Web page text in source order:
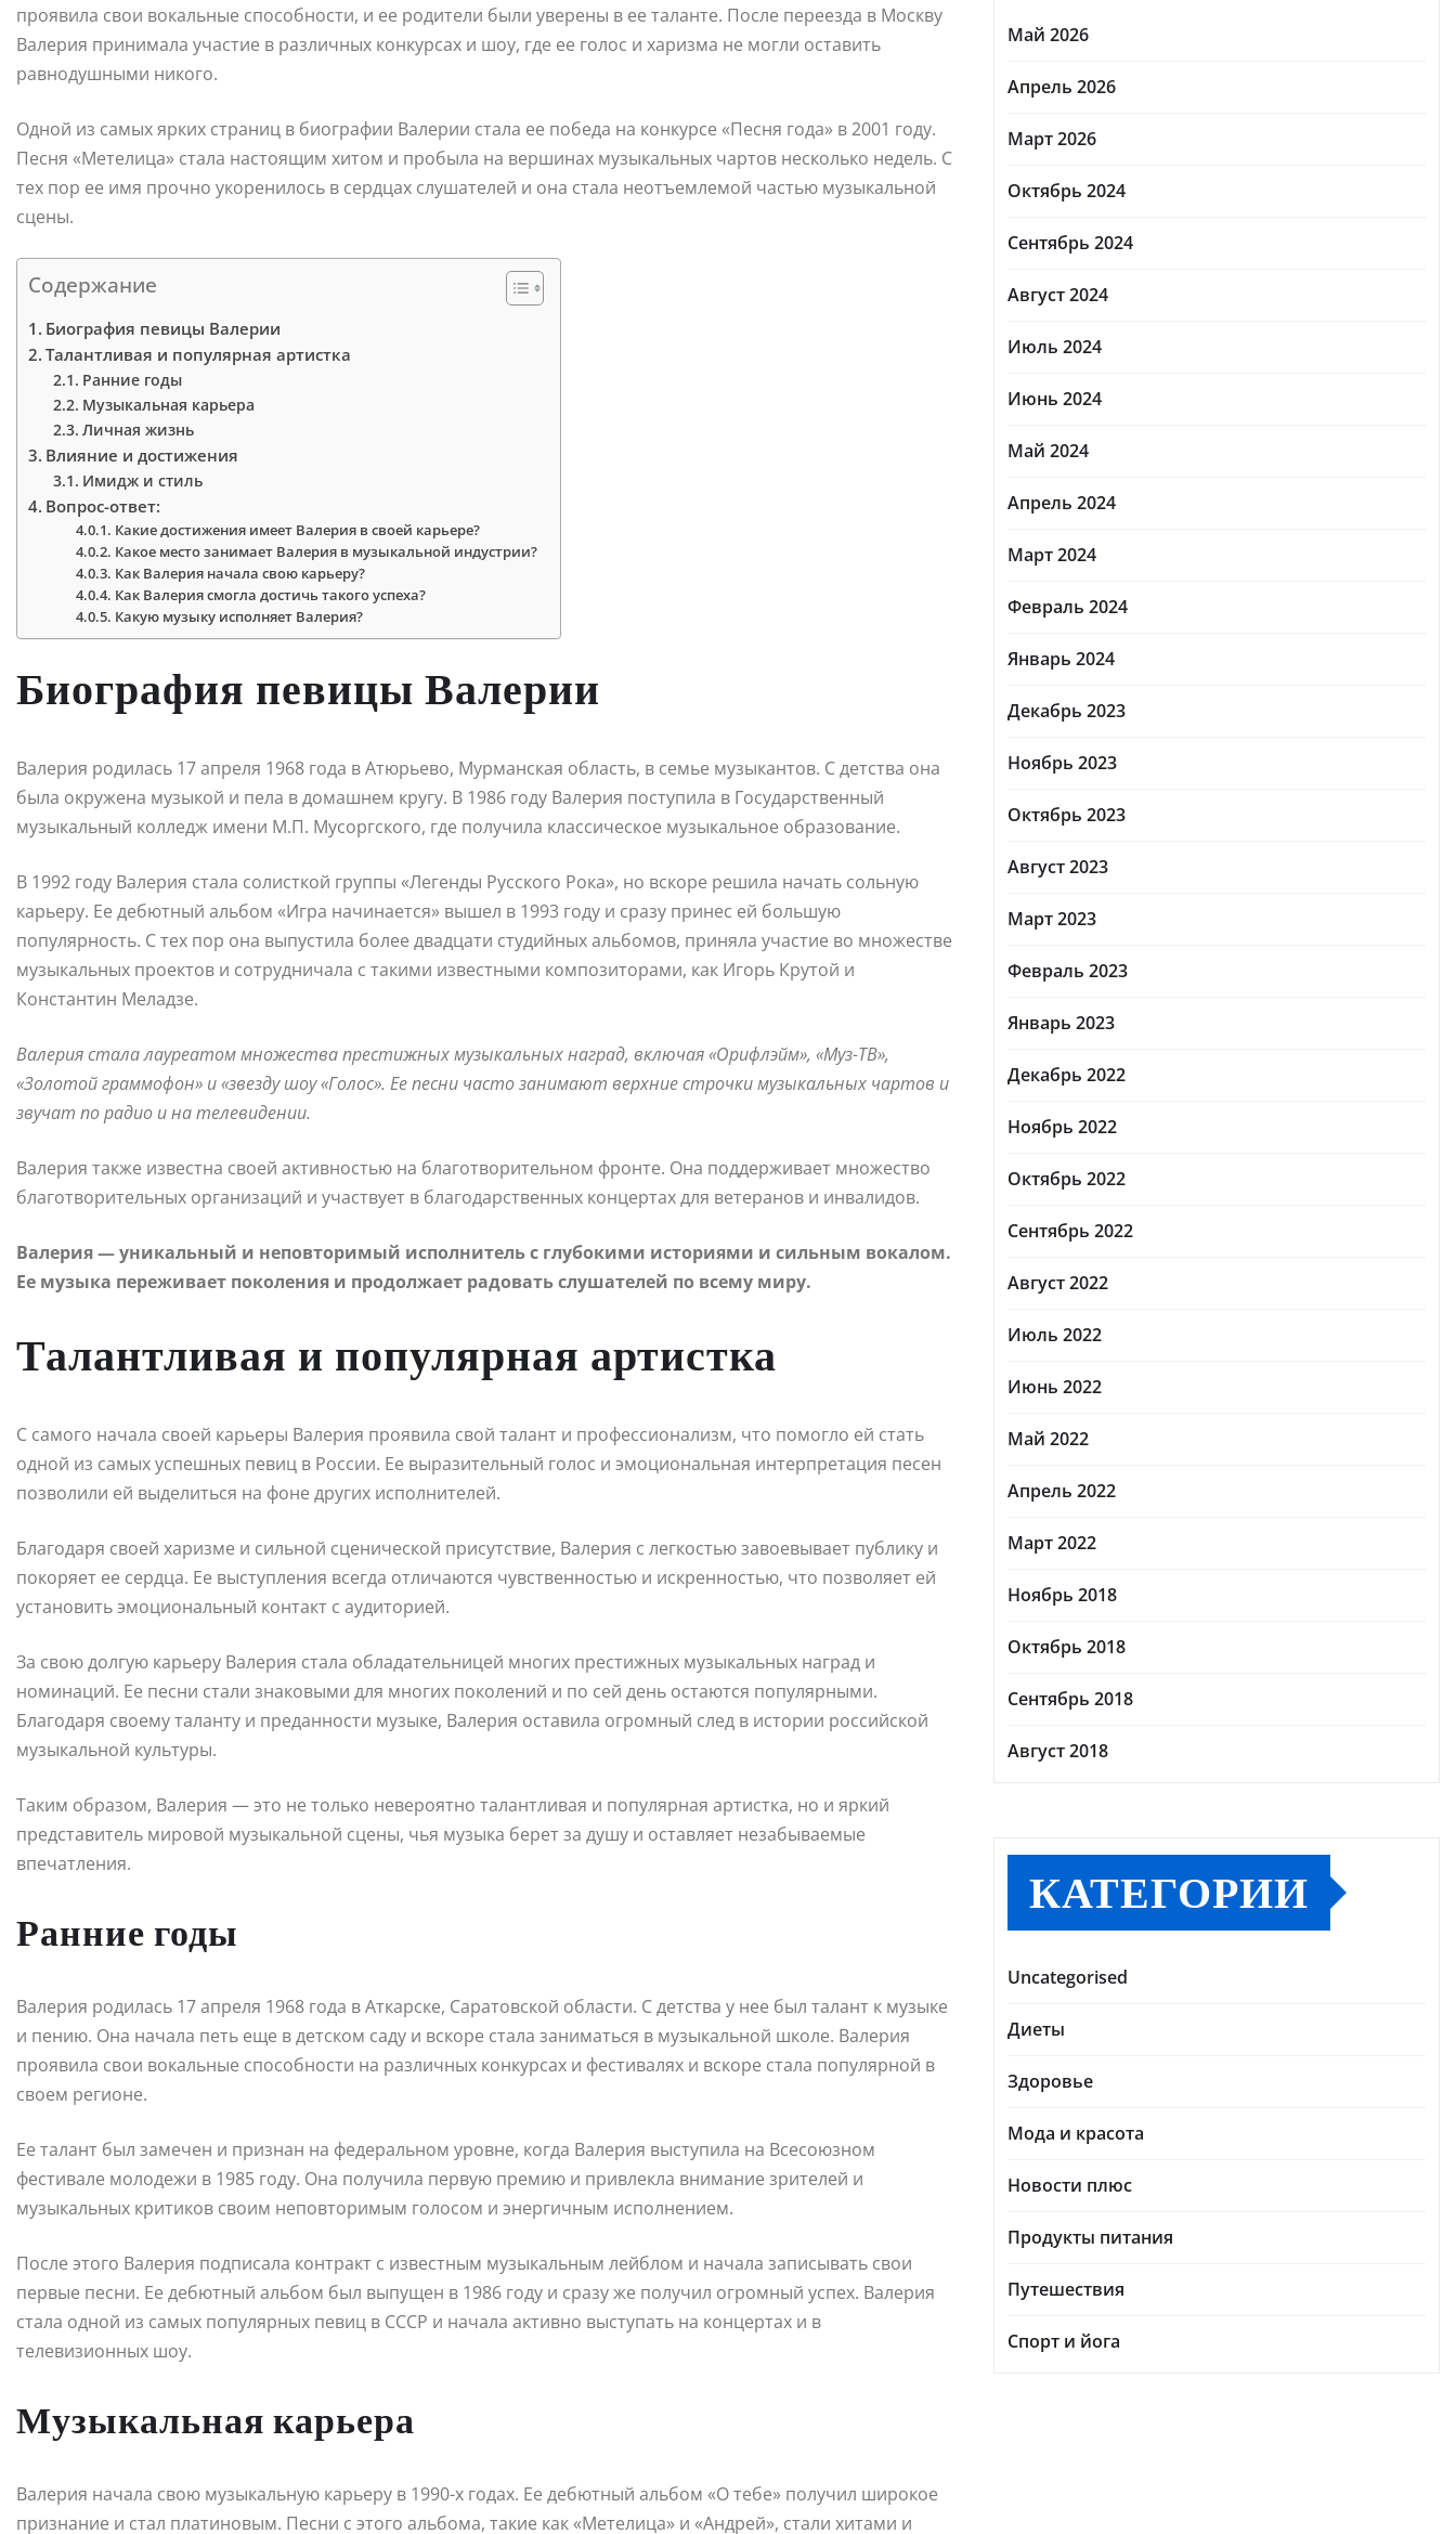
проявила свои вокальные способности, и ее родители были уверены в ее таланте. После переезда в Москву
Валерия принимала участие в различных конкурсах и шоу, где ее голос и харизма не могли оставить
равнодушными никого.
Одной из самых ярких страниц в биографии Валерии стала ее победа на конкурсе «Песня года» в 2001 году.
Песня «Метелица» стала настоящим хитом и пробыла на вершинах музыкальных чартов несколько недель. С
тех пор ее имя прочно укоренилось в сердцах слушателей и она стала неотъемлемой частью музыкальной
сцены.
Содержание
Биография певицы Валерии
Талантливая и популярная артистка
Ранние годы
Музыкальная карьера
Личная жизнь
Влияние и достижения
Имидж и стиль
Вопрос-ответ:
Какие достижения имеет Валерия в своей карьере?
Какое место занимает Валерия в музыкальной индустрии?
Как Валерия начала свою карьеру?
Как Валерия смогла достичь такого успеха?
Какую музыку исполняет Валерия?
Биография певицы Валерии
Валерия родилась 17 апреля 1968 года в Атюрьево, Мурманская область, в семье музыкантов. С детства она
была окружена музыкой и пела в домашнем кругу. В 1986 году Валерия поступила в Государственный
музыкальный колледж имени М.П. Мусоргского, где получила классическое музыкальное образование.
В 1992 году Валерия стала солисткой группы «Легенды Русского Рока», но вскоре решила начать сольную
карьеру. Ее дебютный альбом «Игра начинается» вышел в 1993 году и сразу принес ей большую
популярность. С тех пор она выпустила более двадцати студийных альбомов, приняла участие во множестве
музыкальных проектов и сотрудничала с такими известными композиторами, как Игорь Крутой и
Константин Меладзе.
Валерия стала лауреатом множества престижных музыкальных наград, включая «Орифлэйм», «Муз-ТВ»,
«Золотой граммофон» и «звезду шоу «Голос». Ее песни часто занимают верхние строчки музыкальных чартов и
звучат по радио и на телевидении.
Валерия также известна своей активностью на благотворительном фронте. Она поддерживает множество
благотворительных организаций и участвует в благодарственных концертах для ветеранов и инвалидов.
Валерия — уникальный и неповторимый исполнитель с глубокими историями и сильным вокалом.
Ее музыка переживает поколения и продолжает радовать слушателей по всему миру.
Талантливая и популярная артистка
С самого начала своей карьеры Валерия проявила свой талант и профессионализм, что помогло ей стать
одной из самых успешных певиц в России. Ее выразительный голос и эмоциональная интерпретация песен
позволили ей выделиться на фоне других исполнителей.
Благодаря своей харизме и сильной сценической присутствие, Валерия с легкостью завоевывает публику и
покоряет ее сердца. Ее выступления всегда отличаются чувственностью и искренностью, что позволяет ей
установить эмоциональный контакт с аудиторией.
За свою долгую карьеру Валерия стала обладательницей многих престижных музыкальных наград и
номинаций. Ее песни стали знаковыми для многих поколений и по сей день остаются популярными.
Благодаря своему таланту и преданности музыке, Валерия оставила огромный след в истории российской
музыкальной культуры.
Таким образом, Валерия — это не только невероятно талантливая и популярная артистка, но и яркий
представитель мировой музыкальной сцены, чья музыка берет за душу и оставляет незабываемые
впечатления.
Ранние годы
Валерия родилась 17 апреля 1968 года в Аткарске, Саратовской области. С детства у нее был талант к музыке
и пению. Она начала петь еще в детском саду и вскоре стала заниматься в музыкальной школе. Валерия
проявила свои вокальные способности на различных конкурсах и фестивалях и вскоре стала популярной в
своем регионе.
Ее талант был замечен и признан на федеральном уровне, когда Валерия выступила на Всесоюзном
фестивале молодежи в 1985 году. Она получила первую премию и привлекла внимание зрителей и
музыкальных критиков своим неповторимым голосом и энергичным исполнением.
После этого Валерия подписала контракт с известным музыкальным лейблом и начала записывать свои
первые песни. Ее дебютный альбом был выпущен в 1986 году и сразу же получил огромный успех. Валерия
стала одной из самых популярных певиц в СССР и начала активно выступать на концертах и в
телевизионных шоу.
Музыкальная карьера
Валерия начала свою музыкальную карьеру в 1990-х годах. Ее дебютный альбом «О тебе» получил широкое
признание и стал платиновым. Песни с этого альбома, такие как «Метелица» и «Андрей», стали хитами и
Май 2026
Апрель 2026
Март 2026
Октябрь 2024
Сентябрь 2024
Август 2024
Июль 2024
Июнь 2024
Май 2024
Апрель 2024
Март 2024
Февраль 2024
Январь 2024
Декабрь 2023
Ноябрь 2023
Октябрь 2023
Август 2023
Март 2023
Февраль 2023
Январь 2023
Декабрь 2022
Ноябрь 2022
Октябрь 2022
Сентябрь 2022
Август 2022
Июль 2022
Июнь 2022
Май 2022
Апрель 2022
Март 2022
Ноябрь 2018
Октябрь 2018
Сентябрь 2018
Август 2018
КАТЕГОРИИ
Uncategorised
Диеты
Здоровье
Мода и красота
Новости плюс
Продукты питания
Путешествия
Спорт и йога